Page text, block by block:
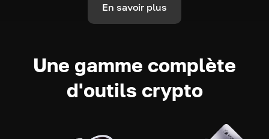
En savoir plus
Une gamme complète
d'outils crypto